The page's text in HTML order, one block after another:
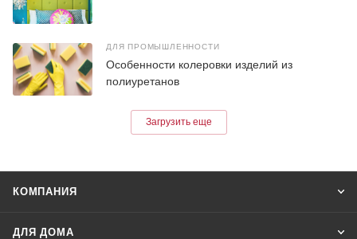
ДЛЯ ПРОМЫШЛЕННОСТИ
Особенности колеровки изделий из
полиуретанов
Загрузить еще
КОМПАНИЯ
ДЛЯ ДОМА